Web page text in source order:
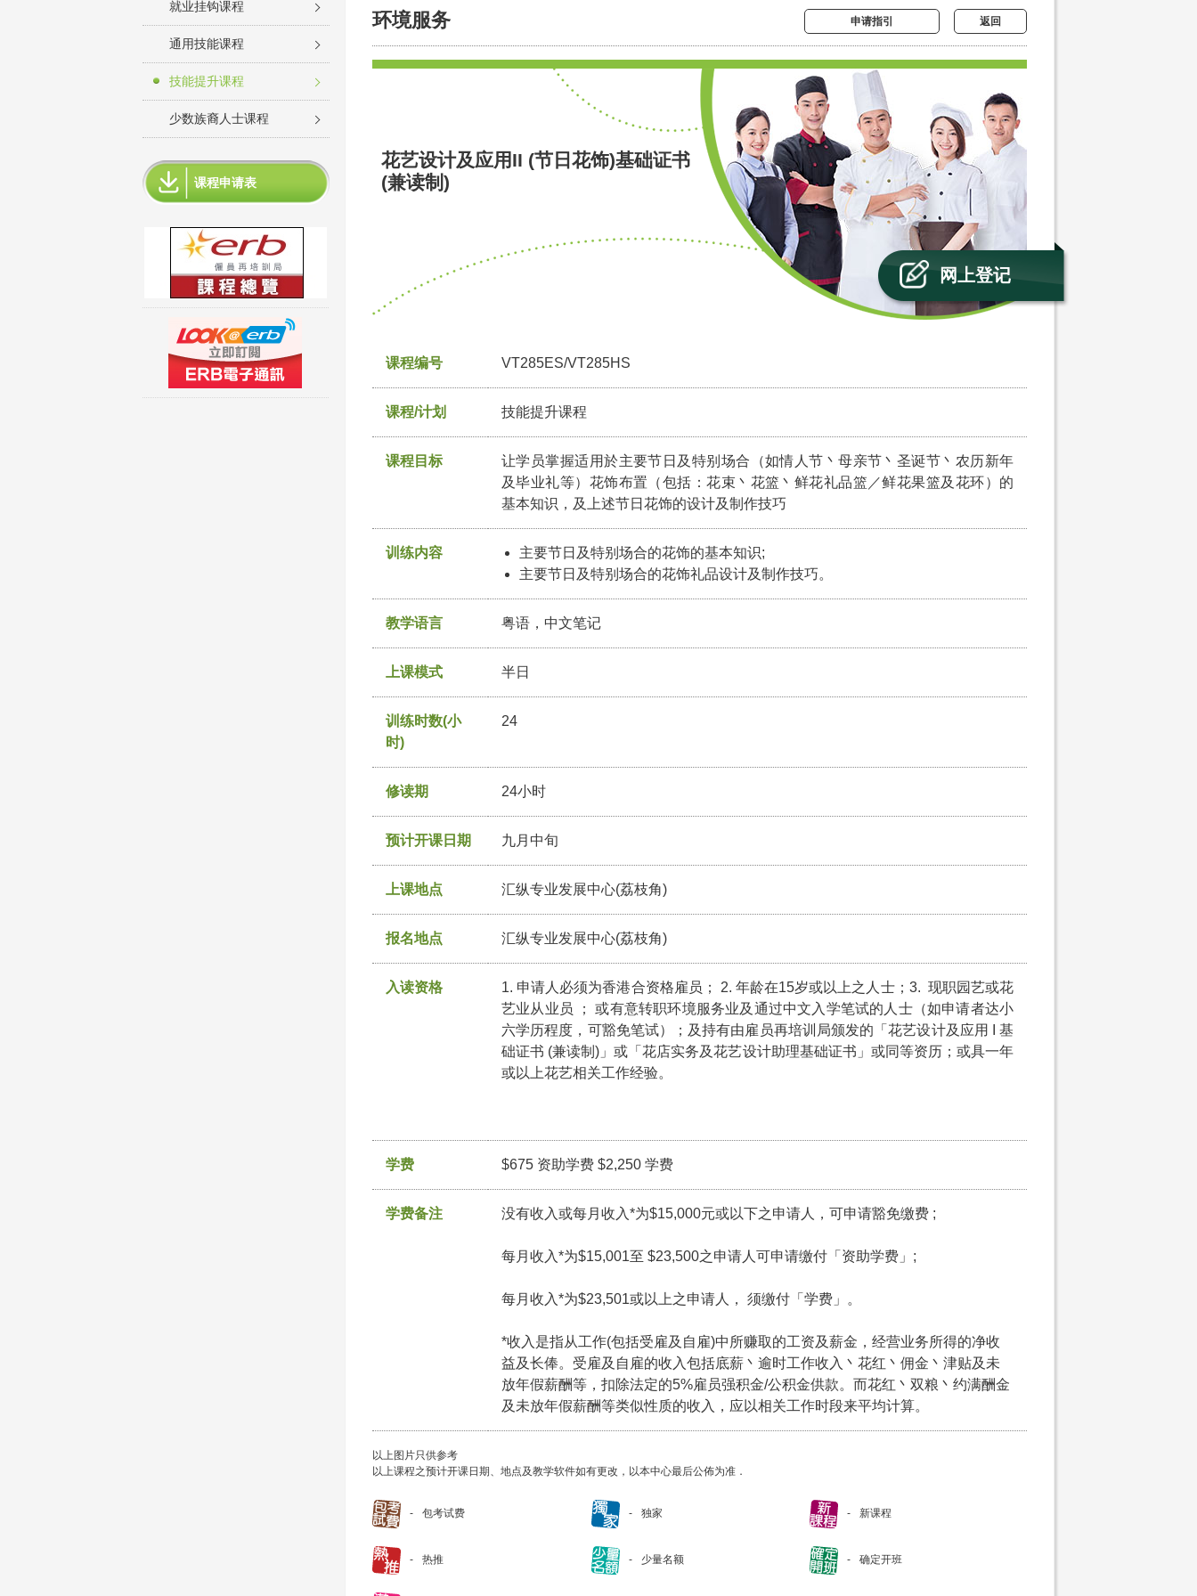
就业挂钩课程
通用技能课程
技能提升课程
少数族裔人士课程
课程申请表
环境服务 申请指引 返回
花艺设计及应用II (节日花饰)基础证书
(兼读制)
网上登记
课程编号 VT285ES/VT285HS
课程/计划 技能提升课程
课程目标
让学员掌握适用於主要节日及特别场合（如情人节丶母亲节丶圣诞节丶农历新年
及毕业礼等）花饰布置（包括：花束丶花篮丶鲜花礼品篮／鲜花果篮及花环）的
基本知识，及上述节日花饰的设计及制作技巧
训练内容
主要节日及特别场合的花饰的基本知识;
主要节日及特别场合的花饰礼品设计及制作技巧。
教学语言 粤语，中文笔记
上课模式 半日
训练时数(小
时)
24
修读期 24小时
预计开课日期 九月中旬
上课地点 汇纵专业发展中心(荔枝角)
报名地点 汇纵专业发展中心(荔枝角)
入读资格
1. 申请人必须为香港合资格雇员； 2. 年龄在15岁或以上之人士；3. 现职园艺或花
艺业从业员 ； 或有意转职环境服务业及通过中文入学笔试的人士（如申请者达小
六学历程度，可豁免笔试）；及持有由雇员再培训局颁发的「花艺设计及应用 I 基
础证书 (兼读制)」或「花店实务及花艺设计助理基础证书」或同等资历；或具一年
或以上花艺相关工作经验。
学费 $675 资助学费 $2,250 学费
学费备注 没有收入或每月收入*为$15,000元或以下之申请人，可申请豁免缴费 ;
每月收入*为$15,001至 $23,500之申请人可申请缴付「资助学费」;
每月收入*为$23,501或以上之申请人， 须缴付「学费」。
*收入是指从工作(包括受雇及自雇)中所赚取的工资及薪金，经营业务所得的净收
益及长俸。受雇及自雇的收入包括底薪丶逾时工作收入丶花红丶佣金丶津贴及未
放年假薪酬等，扣除法定的5%雇员强积金/公积金供款。而花红丶双粮丶约满酬金
及未放年假薪酬等类似性质的收入，应以相关工作时段来平均计算。
以上图片只供参考
以上课程之预计开课日期、地点及教学软件如有更改，以本中心最后公佈为准．
包考试费 独家 新课程
热推 少量名额 确定开班